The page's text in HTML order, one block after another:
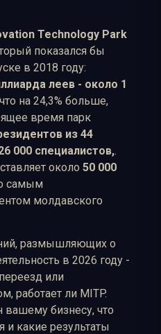
Technology Park
показался бы
в 2018 году:
леев - около 1
на 24,3% больше,
время парк
из 44
000 специалистов,.
около 50 000
самым
молдавского
размышляющих о
в 2026 году -
или
работает ли MITP.
вашему бизнесу, что
и какие результаты